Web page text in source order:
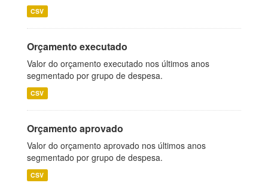
CSV
Orçamento executado
Valor do orçamento executado nos últimos anos
segmentado por grupo de despesa.
CSV
Orçamento aprovado
Valor do orçamento aprovado nos últimos anos
segmentado por grupo de despesa.
CSV